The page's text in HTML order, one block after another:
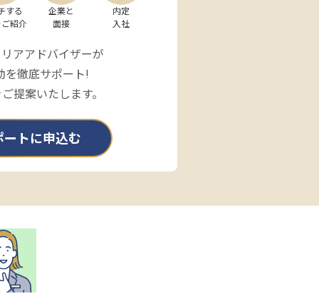
する
紹介
企業と
面接
内定
入社
アアドバイザーが
を徹底サポート!
提案いたします。
ートに申込む